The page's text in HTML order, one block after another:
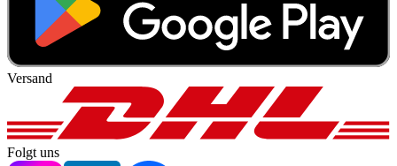
Versand
Folgt uns